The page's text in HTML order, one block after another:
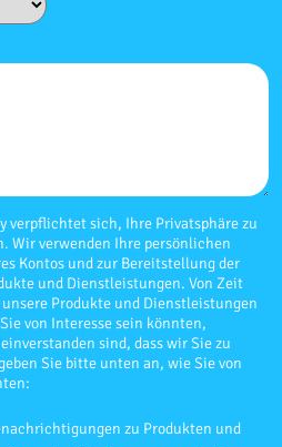
verpflichtet sich, Ihre Privatsphäre zu
Wir verwenden Ihre persönlichen
Kontos und zur Bereitstellung der
und Dienstleistungen. Von Zeit
Produkte und Dienstleistungen
von Interesse sein könnten,
sind, dass wir Sie zu
Sie bitte unten an, wie Sie von
zu Produkten und